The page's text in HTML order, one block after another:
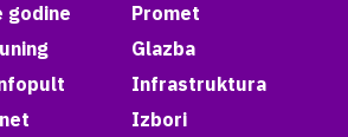
godine
Promet
Glazba
Infrastruktura
Izbori